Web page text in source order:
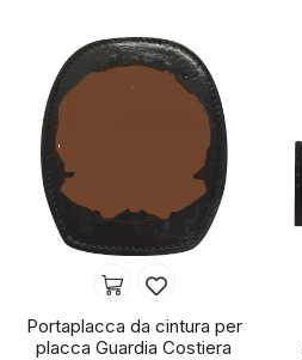
Portaplacca da cintura per
placca Guardia Costiera